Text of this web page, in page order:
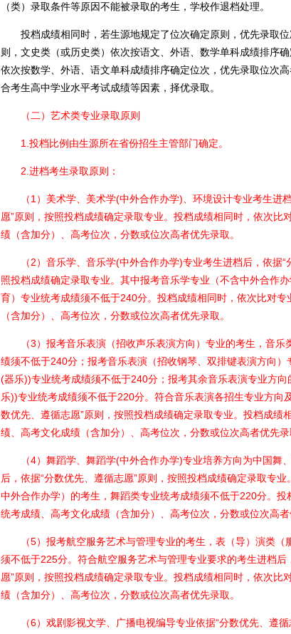
（类）录取条件等原因不能被录取的考生，学校作退档处理。
投档成绩相同时，若生源地规定了位次确定原则，优先录取位
则，文史类（或历史类）依次按语文、外语、数学单科成绩排序确
依次按数学、外语、语文单科成绩排序确定位次，优先录取位次
合考生高中学业水平考试成绩等因素，择优录取。
（二）艺术类专业录取原则
1.投档比例由生源所在省份招生主管部门确定。
2.进档考生录取原则：
（1）美术学、美术学(中外合作办学)、环境设计专业考生进档
愿”原则，按照投档成绩确定录取专业。投档成绩相同时，依次比
绩（含加分）、高考位次，分数或位次高者优先录取。
（2）音乐学、音乐学(中外合作办学)专业考生进档后，依据“
照投档成绩确定录取专业。其中报考音乐学专业（不含中外合作
育）专业统考成绩须不低于240分。投档成绩相同时，依次比对专
（含加分）、高考位次，分数或位次高者优先录取。
（3）报考音乐表演（招收声乐表演方向）专业的考生，音乐
绩须不低于240分；报考音乐表演（招收钢琴、双排键表演方向
(器乐))专业统考成绩须不低于240分；报考其余音乐表演专业方
乐))专业统考成绩须不低于220分。符合音乐表演各招生专业方向
数优先、遵循志愿”原则，按照投档成绩确定录取专业。投档成绩
绩、高考文化成绩（含加分）、高考位次，分数或位次高者优先录
（4）舞蹈学、舞蹈学(中外合作办学)专业培养方向为中国舞
后，依据“分数优先、遵循志愿”原则，按照投档成绩确定录取专
中外合作办学）的考生，舞蹈类专业统考成绩须不低于220分。投
统考成绩、高考文化成绩（含加分）、高考位次，分数或位次高者
（5）报考航空服务艺术与管理专业的考生，表（导）演类（
须不低于225分。符合航空服务艺术与管理专业要求的考生进档后
愿”原则，按照投档成绩确定录取专业。投档成绩相同时，依次比
绩（含加分）、高考位次，分数或位次高者优先录取。
（6）戏剧影视文学、广播电视编导专业依据“分数优先、遵循